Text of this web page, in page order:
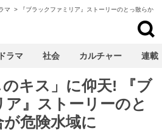
マ > 『ブラックファミリア』ストーリーのとっ散らかり
のキス」に仰天! 『ブ
』ストーリーのと
危険水域に
ドラマ 社会 カルチャー 連載